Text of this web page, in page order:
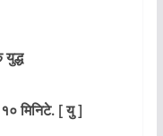
मिनिटे. [ यु ]